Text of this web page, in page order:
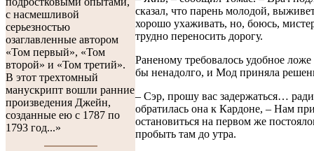
с насмешливой
серьезностью
озаглавленные автором
«Том первый», «Том
второй» и «Том третий».
В этот трехтомный
манускрипт вошли ранние
произведения Джейн,
созданные ею с 1787 по
1793 год...»
сказал, что парень молодой,
хорошо ухаживать, но, боюсь,
трудно переносить дорогу.
Раненому требовалось удобное
бы ненадолго, и Мод приняла
– Сэр, прошу вас задержаться…
обратилась она к Кардоне, – Нам
остановиться на первом же
пробыть там до утра.